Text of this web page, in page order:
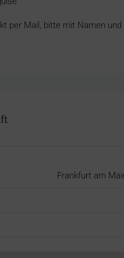
per Mail, bitte mit Namen und
Frankfurt am